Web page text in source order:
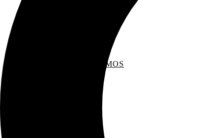
RECOMENDAMOS